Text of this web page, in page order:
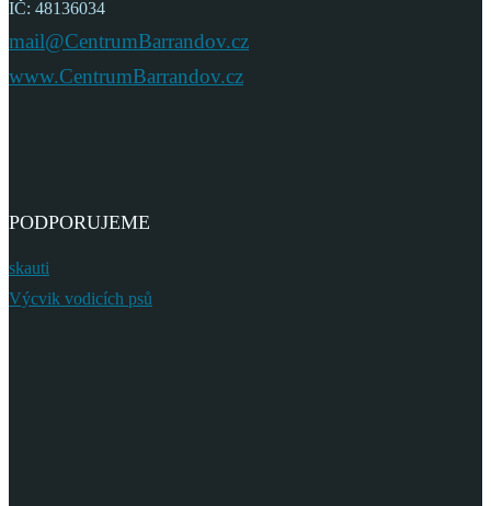
IČ: 48136034
mail@CentrumBarrandov.cz
www.CentrumBarrandov.cz
PODPORUJEME
skauti
Výcvik vodicích psů